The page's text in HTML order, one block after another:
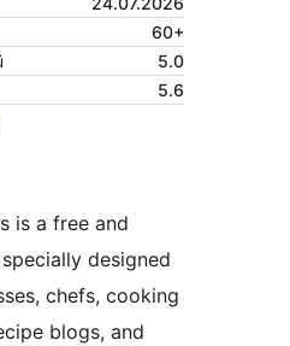
60+
5.0
5.6
is a free and
designed
chefs, cooking
blogs, and